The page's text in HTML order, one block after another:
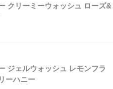
クリーミーウォッシュ ローズ&
ジェルウォッシュ レモンフラ
ーハニー